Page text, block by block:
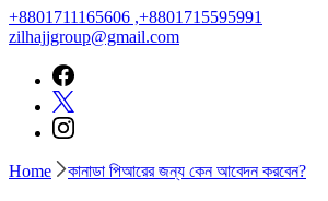
+8801711165606 ,+8801715595991
zilhajjgroup@gmail.com
Home কানাডা পিআরের জন্য কেন আবেদন করবেন?